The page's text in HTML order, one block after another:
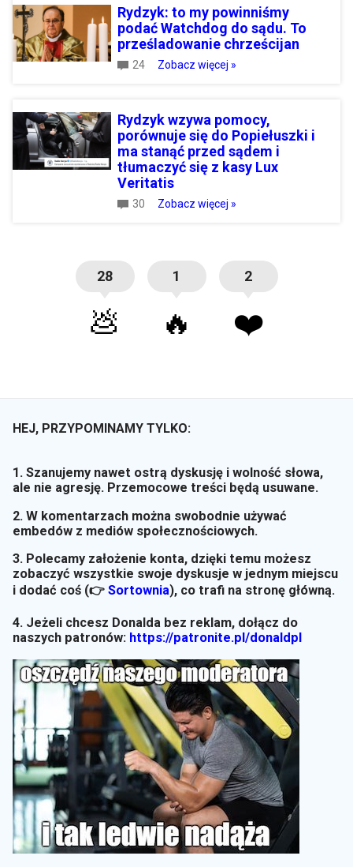
Rydzyk: to my powinniśmy
podać Watchdog do sądu. To
prześladowanie chrześcijan
24 Zobacz więcej »
Rydzyk wzywa pomocy,
porównuje się do Popiełuszki i
ma stanąć przed sądem i
tłumaczyć się z kasy Lux
Veritatis
30 Zobacz więcej »
28
💩
1
🔥
2
❤️
HEJ, PRZYPOMINAMY TYLKO:
1. Szanujemy nawet ostrą dyskusję i wolność słowa,
ale nie agresję. Przemocowe treści będą usuwane.
2. W komentarzach można swobodnie używać
embedów z mediów społecznościowych.
3. Polecamy założenie konta, dzięki temu możesz
zobaczyć wszystkie swoje dyskusje w jednym miejscu
i dodać coś (👉 Sortownia), co trafi na stronę główną.
4. Jeżeli chcesz Donalda bez reklam, dołącz do
naszych patronów: https://patronite.pl/donaldpl